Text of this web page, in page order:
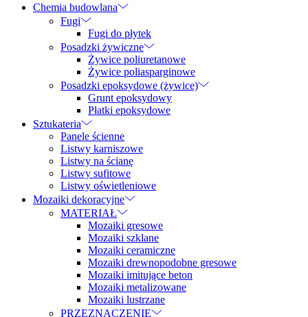
Chemia budowlana
Fugi
Fugi do płytek
Posadzki żywiczne
Żywice poliuretanowe
Żywice poliasparginowe
Posadzki epoksydowe (żywice)
Grunt epoksydowy
Płatki epoksydowe
Sztukateria
Panele ścienne
Listwy karniszowe
Listwy na ścianę
Listwy sufitowe
Listwy oświetleniowe
Mozaiki dekoracyjne
MATERIAŁ
Mozaiki gresowe
Mozaiki szklane
Mozaiki ceramiczne
Mozaiki drewnopodobne gresowe
Mozaiki imitujące beton
Mozaiki metalizowane
Mozaiki lustrzane
PRZEZNACZENIE